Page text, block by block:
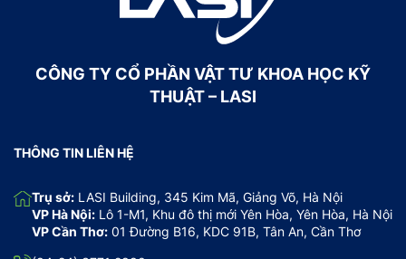
CÔNG TY CỔ PHẦN VẬT TƯ KHOA HỌC KỸ
THUẬT – LASI
THÔNG TIN LIÊN HỆ
Trụ sở: LASI Building, 345 Kim Mã, Giảng Võ, Hà Nội
VP Hà Nội: Lô 1-M1, Khu đô thị mới Yên Hòa, Yên Hòa, Hà Nội
VP Cần Thơ: 01 Đường B16, KDC 91B, Tân An, Cần Thơ